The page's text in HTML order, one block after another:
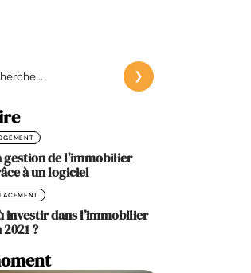
gestion de l’immobilier
à un logiciel
investir dans l’immobilier
2021 ?